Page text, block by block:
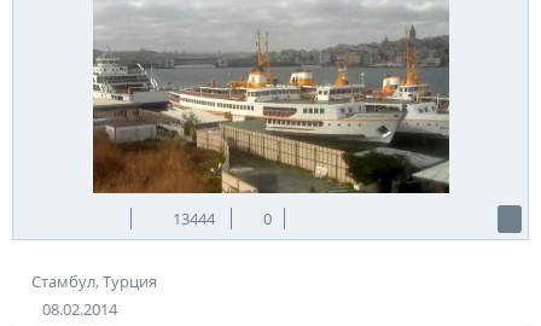
13444 0
Стамбул, Турция
08.02.2014